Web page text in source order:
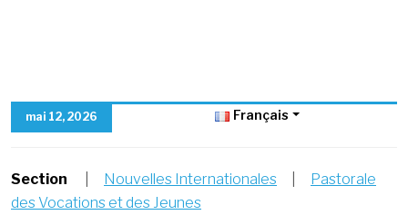
mai 12, 2026 Français
Section Nouvelles Internationales
Pastorale
des Vocations et des Jeunes